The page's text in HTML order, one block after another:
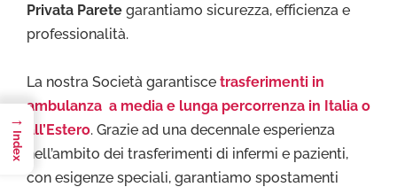
Privata Parete garantiamo sicurezza, efficienza e
professionalità.
La nostra Società garantisce trasferimenti in
ambulanza a media e lunga percorrenza in Italia o
all’Estero. Grazie ad una decennale esperienza
nell’ambito dei trasferimenti di infermi e pazienti,
con esigenze speciali, garantiamo spostamenti
→
Index